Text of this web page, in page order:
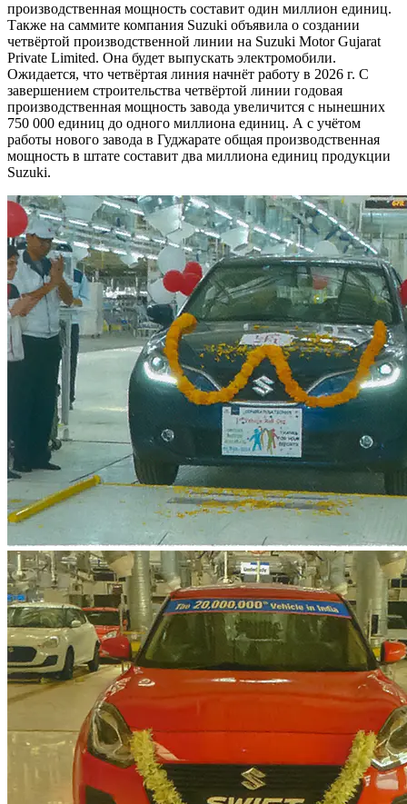
производственная мощность составит один миллион единиц.
Также на саммите компания Suzuki объявила о создании
четвёртой производственной линии на Suzuki Motor Gujarat
Private Limited. Она будет выпускать электромобили.
Ожидается, что четвёртая линия начнёт работу в 2026 г. С
завершением строительства четвёртой линии годовая
производственная мощность завода увеличится с нынешних
750 000 единиц до одного миллиона единиц. А с учётом
работы нового завода в Гуджарате общая производственная
мощность в штате составит два миллиона единиц продукции
Suzuki.